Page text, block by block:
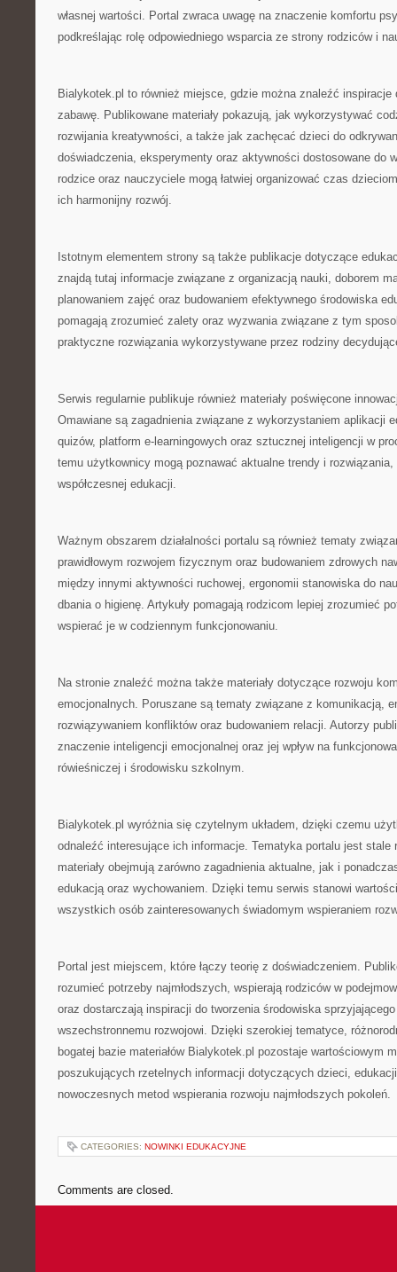
własnej wartości. Portal zwraca uwagę na znaczenie komfortu
podkreślając rolę odpowiedniego wsparcia ze strony rodziców i
Bialykotek.pl to również miejsce, gdzie można znaleźć
zabawę. Publikowane materiały pokazują, jak wykorzystywać
rozwijania kreatywności, a także jak zachęcać dzieci do
doświadczenia, eksperymenty oraz aktywności dostosowane do
rodzice oraz nauczyciele mogą łatwiej organizować czas
ich harmonijny rozwój.
Istotnym elementem strony są także publikacje dotyczące
znajdą tutaj informacje związane z organizacją nauki, doborem
planowaniem zajęć oraz budowaniem efektywnego środowiska
pomagają zrozumieć zalety oraz wyzwania związane z tym
praktyczne rozwiązania wykorzystywane przez rodziny
Serwis regularnie publikuje również materiały poświęcone
Omawiane są zagadnienia związane z wykorzystaniem aplikacji
quizów, platform e-learningowych oraz sztucznej inteligencji w
temu użytkownicy mogą poznawać aktualne trendy i rozwiązania,
współczesnej edukacji.
Ważnym obszarem działalności portalu są również tematy
prawidłowym rozwojem fizycznym oraz budowaniem zdrowych
między innymi aktywności ruchowej, ergonomii stanowiska do
dbania o higienę. Artykuły pomagają rodzicom lepiej zrozumieć
wspierać je w codziennym funkcjonowaniu.
Na stronie znaleźć można także materiały dotyczące rozwoju
emocjonalnych. Poruszane są tematy związane z komunikacją,
rozwiązywaniem konfliktów oraz budowaniem relacji. Autorzy
znaczenie inteligencji emocjonalnej oraz jej wpływ na
rówieśniczej i środowisku szkolnym.
Bialykotek.pl wyróżnia się czytelnym układem, dzięki czemu
odnaleźć interesujące ich informacje. Tematyka portalu jest stale
materiały obejmują zarówno zagadnienia aktualne, jak i
edukacją oraz wychowaniem. Dzięki temu serwis stanowi
wszystkich osób zainteresowanych świadomym wspieraniem
Portal jest miejscem, które łączy teorię z doświadczeniem.
rozumieć potrzeby najmłodszych, wspierają rodziców w
oraz dostarczają inspiracji do tworzenia środowiska
wszechstronnemu rozwojowi. Dzięki szerokiej tematyce,
bogatej bazie materiałów Bialykotek.pl pozostaje wartościowym
poszukujących rzetelnych informacji dotyczących dzieci,
nowoczesnych metod wspierania rozwoju najmłodszych pokoleń.
CATEGORIES: NOWINKI EDUKACYJNE
Comments are closed.